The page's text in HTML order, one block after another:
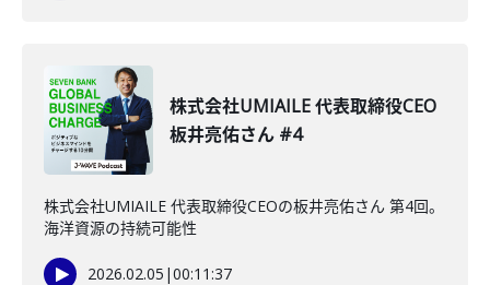
株式会社UMIAILE 代表取締役CEO
板井亮佑さん #4
株式会社UMIAILE 代表取締役CEOの板井亮佑さん 第4回。
海洋資源の持続可能性
2026.02.05 |00:11:37